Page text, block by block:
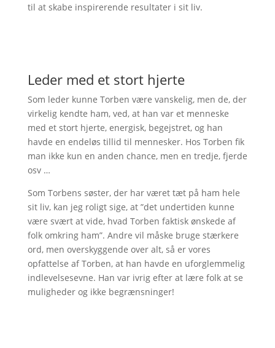
til at skabe inspirerende resultater i sit liv.
Leder med et stort hjerte
Som leder kunne Torben være vanskelig, men de, der
virkelig kendte ham, ved, at han var et menneske
med et stort hjerte, energisk, begejstret, og han
havde en endeløs tillid til mennesker. Hos Torben fik
man ikke kun en anden chance, men en tredje, fjerde
osv …
Som Torbens søster, der har været tæt på ham hele
sit liv, kan jeg roligt sige, at ”det undertiden kunne
være svært at vide, hvad Torben faktisk ønskede af
folk omkring ham”. Andre vil måske bruge stærkere
ord, men overskyggende over alt, så er vores
opfattelse af Torben, at han havde en uforglemmelig
indlevelsesevne. Han var ivrig efter at lære folk at se
muligheder og ikke begrænsninger!